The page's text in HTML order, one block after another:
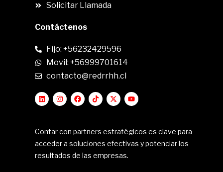
Solicitar Llamada
Contáctenos
Fijo: +56232429596
Movil: +56999701614
contacto@redrrhh.cl
Contar con partners estratégicos es clave para
acceder a soluciones efectivas y potenciar los
resultados de las empresas.